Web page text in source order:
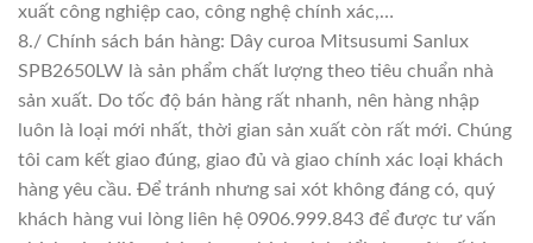
xuất công nghiệp cao, công nghệ chính xác,…
8./ Chính sách bán hàng: Dây curoa Mitsusumi Sanlux
SPB2650LW là sản phẩm chất lượng theo tiêu chuẩn nhà
sản xuất. Do tốc độ bán hàng rất nhanh, nên hàng nhập
luôn là loại mới nhất, thời gian sản xuất còn rất mới. Chúng
tôi cam kết giao đúng, giao đủ và giao chính xác loại khách
hàng yêu cầu. Để tránh nhưng sai xót không đáng có, quý
khách hàng vui lòng liên hệ 0906.999.843 để được tư vấn